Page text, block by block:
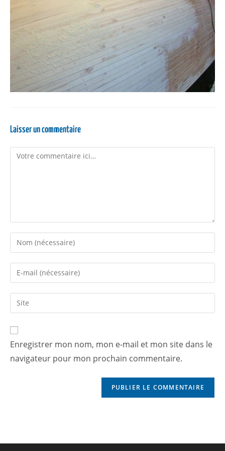
Laisser un commentaire
Enregistrer mon nom, mon e-mail et mon site dans le
navigateur pour mon prochain commentaire.